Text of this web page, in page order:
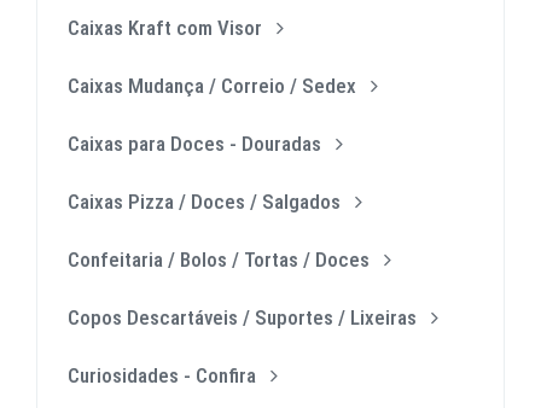
Caixas Kraft com Visor
Caixas Mudança / Correio / Sedex
Caixas para Doces - Douradas
Caixas Pizza / Doces / Salgados
Confeitaria / Bolos / Tortas / Doces
Copos Descartáveis / Suportes / Lixeiras
Curiosidades - Confira